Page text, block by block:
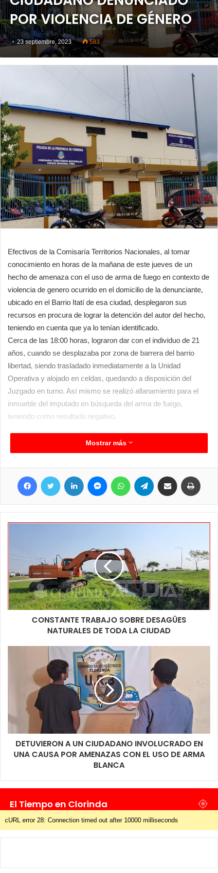
POR VIOLENCIA DE GÉNERO
23 septiembre, 2023 583
Efectivos de la Comisaría Territorios Nacionales, al tomar
conocimiento en horas de la mañana de este jueves de un
hecho de amenaza con el uso de arma de fuego en contexto de
violencia de genero ocurrido en el domicilio de la denunciante,
ubicado en el Barrio Itatí de esa ciudad, desplegaron sus
recursos en procura de lograr la detención del autor del hecho,
teniendo en cuenta que ya lo tenían identificado.
Cerca de las 18:00 horas, lograron dar con el individuo de 21
años, cuando se desplazaba por zona de barrera del barrio
libertad, siendo trasladado inmediatamente a la Unidad
Operativa y alojado en celdas, quedando a disposición del
Juzgado en turno. Así mismo se realizó allanamiento para el
inmueble del imputado en búsqueda del arma de fuego,
teniendo como resultado negativo.
Mostrar más
Facebook Twitter LinkedIn MessengerWhatsApp Telegram Compartir por correo electrónico
CONSTANTE TRABAJO SOBRE DESAGÜES
NATURALES DE TODA LA CIUDAD
DETUVIERON A UN CIUDADANO INVOLUCRADO EN
UNA CAUSA POR AMENAZAS CON EL USO DE ARMA
BLANCA
El Tiempo en Clorinda
cURL error 28: Connection timed out after 10000 milliseconds